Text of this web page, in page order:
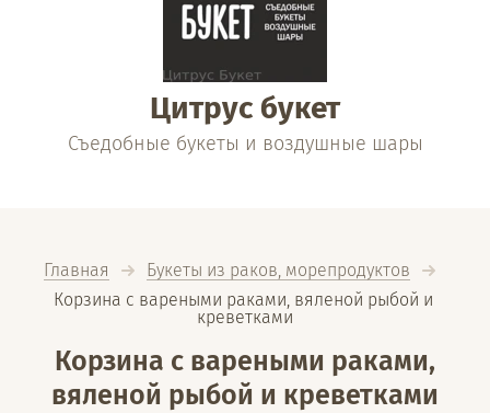
Цитрус букет
Съедобные букеты и воздушные шары
Главная
Букеты из раков, морепродуктов
Корзина с вареными раками, вяленой рыбой и
креветками
Корзина с вареными раками,
вяленой рыбой и креветками